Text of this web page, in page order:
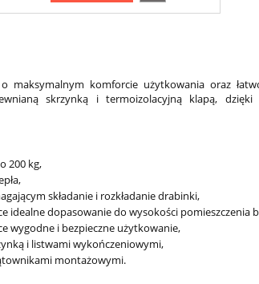
maksymalnym komforcie użytkowania oraz
skrzynką i termoizolacyjną klapą,
200 kg,
składanie i rozkładanie drabinki,
idealne dopasowanie do wysokości pomieszczenia
wygodne i bezpieczne użytkowanie,
i listwami wykończeniowymi,
montażowymi.